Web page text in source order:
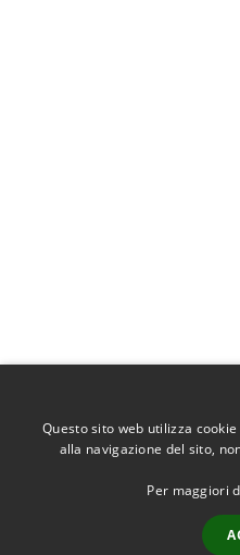
Questo sito web utilizza
alla navigazione del sito,
Per maggiori